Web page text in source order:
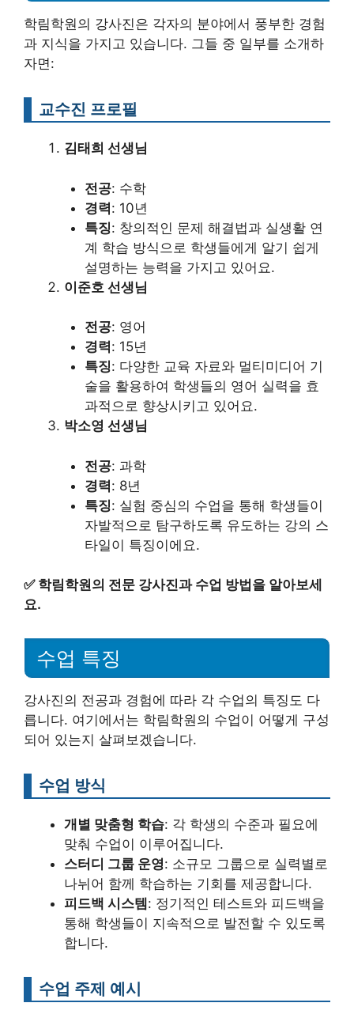
학림학원의 강사진은 각자의 분야에서 풍부한 경험
과 지식을 가지고 있습니다. 그들 중 일부를 소개하
자면:
교수진 프로필
김태희 선생님
전공: 수학
경력: 10년
특징: 창의적인 문제 해결법과 실생활 연
계 학습 방식으로 학생들에게 알기 쉽게
설명하는 능력을 가지고 있어요.
이준호 선생님
전공: 영어
경력: 15년
특징: 다양한 교육 자료와 멀티미디어 기
술을 활용하여 학생들의 영어 실력을 효
과적으로 향상시키고 있어요.
박소영 선생님
전공: 과학
경력: 8년
특징: 실험 중심의 수업을 통해 학생들이
자발적으로 탐구하도록 유도하는 강의 스
타일이 특징이에요.
✅ 학림학원의 전문 강사진과 수업 방법을 알아보세
요.
수업 특징
강사진의 전공과 경험에 따라 각 수업의 특징도 다
릅니다. 여기에서는 학림학원의 수업이 어떻게 구성
되어 있는지 살펴보겠습니다.
수업 방식
개별 맞춤형 학습: 각 학생의 수준과 필요에
맞춰 수업이 이루어집니다.
스터디 그룹 운영: 소규모 그룹으로 실력별로
나뉘어 함께 학습하는 기회를 제공합니다.
피드백 시스템 : 정기적인 테스트와 피드백을
통해 학생들이 지속적으로 발전할 수 있도록
합니다.
수업 주제 예시